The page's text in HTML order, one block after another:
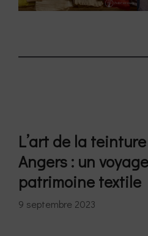
L’art de la
Angers : un
patrimoine textile
9 septembre 2023